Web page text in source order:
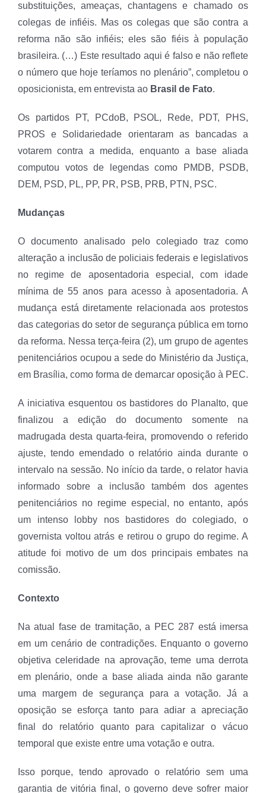
substituições, ameaças, chantagens e chamado os
colegas de infiéis. Mas os colegas que são contra a
reforma não são infiéis; eles são fiéis à população
brasileira. (…) Este resultado aqui é falso e não reflete
o número que hoje teríamos no plenário”, completou o
oposicionista, em entrevista ao Brasil de Fato.
Os partidos PT, PCdoB, PSOL, Rede, PDT, PHS,
PROS e Solidariedade orientaram as bancadas a
votarem contra a medida, enquanto a base aliada
computou votos de legendas como PMDB, PSDB,
DEM, PSD, PL, PP, PR, PSB, PRB, PTN, PSC.
Mudanças
O documento analisado pelo colegiado traz como
alteração a inclusão de policiais federais e legislativos
no regime de aposentadoria especial, com idade
mínima de 55 anos para acesso à aposentadoria. A
mudança está diretamente relacionada aos protestos
das categorias do setor de segurança pública em torno
da reforma. Nessa terça-feira (2), um grupo de agentes
penitenciários ocupou a sede do Ministério da Justiça,
em Brasília, como forma de demarcar oposição à PEC.
A iniciativa esquentou os bastidores do Planalto, que
finalizou a edição do documento somente na
madrugada desta quarta-feira, promovendo o referido
ajuste, tendo emendado o relatório ainda durante o
intervalo na sessão. No início da tarde, o relator havia
informado sobre a inclusão também dos agentes
penitenciários no regime especial, no entanto, após
um intenso lobby nos bastidores do colegiado, o
governista voltou atrás e retirou o grupo do regime. A
atitude foi motivo de um dos principais embates na
comissão.
Contexto
Na atual fase de tramitação, a PEC 287 está imersa
em um cenário de contradições. Enquanto o governo
objetiva celeridade na aprovação, teme uma derrota
em plenário, onde a base aliada ainda não garante
uma margem de segurança para a votação. Já a
oposição se esforça tanto para adiar a apreciação
final do relatório quanto para capitalizar o vácuo
temporal que existe entre uma votação e outra.
Isso porque, tendo aprovado o relatório sem uma
garantia de vitória final, o governo deve sofrer maior